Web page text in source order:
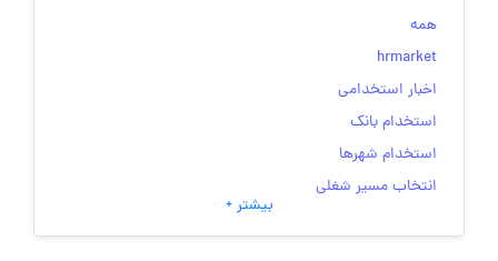
همه
hrmarket
اخبار استخدامی
استخدام بانک
استخدام شهرها
انتخاب مسیر شغلی
به‌روزرسانی‌های سایت (کارجویی)
بیشتر +